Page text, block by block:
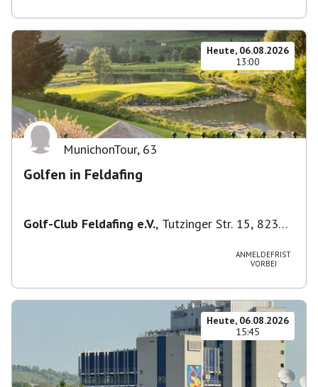
Heute, 06.08.2026
13:00
MunichonTour, 63
Golfen in Feldafing
Golf-Club Feldafing e.V., Tutzinger Str. 15, 82340
ANMELDEFRIST
VORBEI
Heute, 06.08.2026
15:45